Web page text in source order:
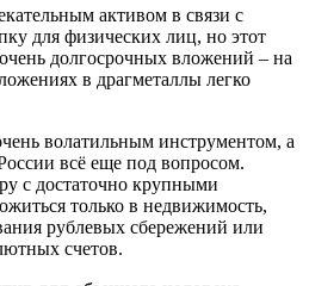
активом в связи с
для физических лиц, но этот
долгосрочных вложений – на
в драгметаллы легко
волатильным инструментом, а
всё еще под вопросом.
с достаточно крупными
только в недвижимость,
рублевых сбережений или
счетов.